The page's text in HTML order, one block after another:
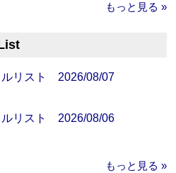
もっと見る »
ルリスト 2026/08/07
ルリスト 2026/08/06
もっと見る »